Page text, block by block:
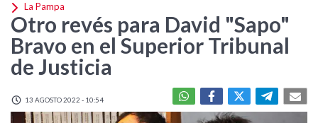
La Pampa
Otro revés para David "Sapo"
Bravo en el Superior Tribunal
de Justicia
13 AGOSTO 2022 - 10:54